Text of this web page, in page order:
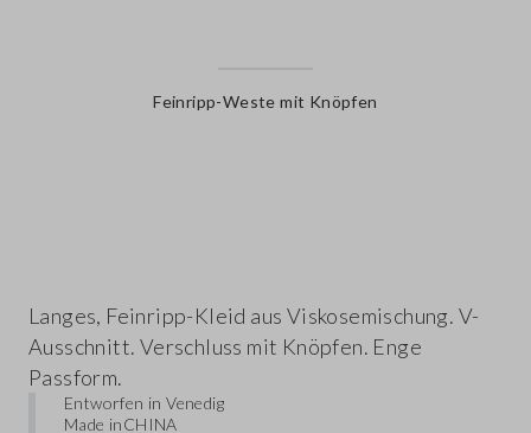
Feinripp-Weste mit Knöpfen
Langes, Feinripp-Kleid aus Viskosemischung. V-
Ausschnitt. Verschluss mit Knöpfen. Enge
Passform.
Entworfen in Venedig
Made inCHINA